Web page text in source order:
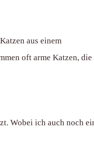
aus einem
oft arme Katzen, die
Wobei ich auch noch